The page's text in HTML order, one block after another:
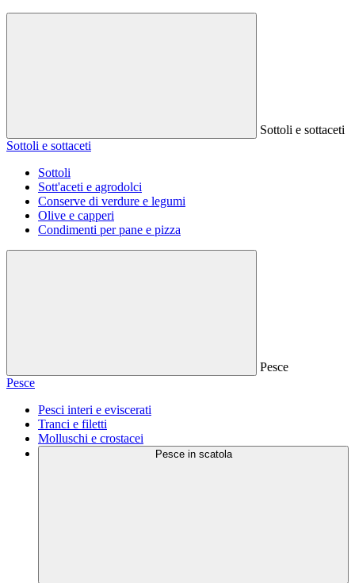
Sottoli e sottaceti
Sottoli e sottaceti
Sottoli
Sott'aceti e agrodolci
Conserve di verdure e legumi
Olive e capperi
Condimenti per pane e pizza
Pesce
Pesce
Pesci interi e eviscerati
Tranci e filetti
Molluschi e crostacei
Pesce in scatola